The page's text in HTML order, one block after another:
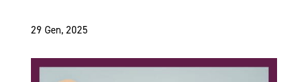
29 Gen, 2025